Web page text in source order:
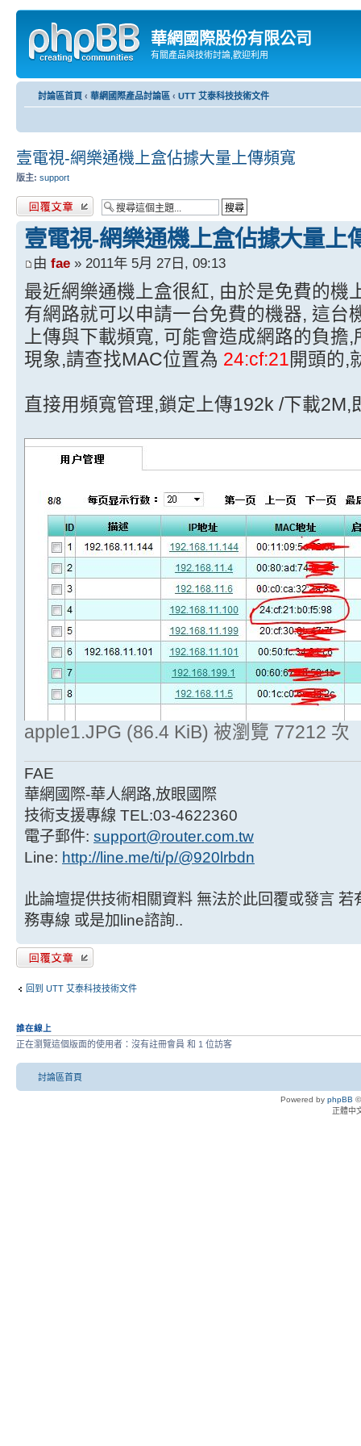
華網國際股份有限公司
有關產品與技術討論,歡迎利用
討論區首頁 ‹ 華網國際產品討論區 ‹ UTT 艾泰科技技術文件
壹電視-網樂通機上盒佔據大量上傳頻寬
版主: support
發表回覆
壹電視-網樂通機上盒佔據大量上
由 fae » 2011年 5月 27日, 09:13
最近網樂通機上盒很紅, 由於是免費的機
有網路就可以申請一台免費的機器, 這台
上傳與下載頻寬, 可能會造成網路的負
現象,請查找MAC位置為 24:cf:21開頭的,
直接用頻寬管理,鎖定上傳192k /下載2M,
apple1.JPG (86.4 KiB) 被瀏覽 77212 次
FAE
華網國際-華人網路,放眼國際
技術支援專線 TEL:03-4622360
電子郵件: support@router.com.tw
Line: http://line.me/ti/p/@920lrbdn
此論壇提供技術相關資料 無法於此回覆或發言
務專線 或是加line諮詢..
發表回覆
回到 UTT 艾泰科技技術文件
誰在線上
正在瀏覽這個版面的使用者：沒有註冊會員 和 1 位訪客
討論區首頁
Powered by phpBB
正體中